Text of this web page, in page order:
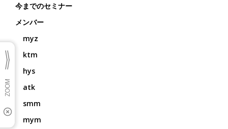
今までのセミナー
メンバー
myz
ktm
hys
atk
smm
mym